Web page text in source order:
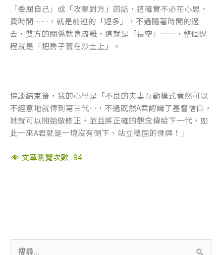
「委屈自己」或「攻擊對方」的話，這確實不必花心思、
費時間……，就是前述的「短多」，不過隨著時間的過
去，雙方的關係就會疏離，這就是「長空」……，整個過
程就是「把房子蓋在沙土上」。
協談結束後，我的心得是「不良的夫妻互動模式竟然可以
不經意地就傳到第三代…，不過既然A君認識了基督信仰，
她就可以開始做修正，並且將正確的觀念傳給下一代，如
此一來A君就是一塊沒有倒下、站立穩固的骨牌！」
文章瀏覽次數 :94